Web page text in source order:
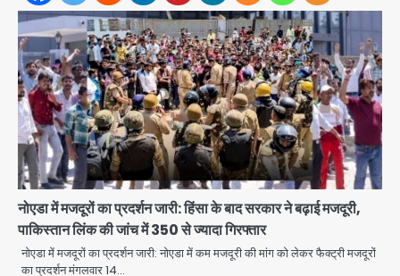
नोएडा में मजदूरों का प्रदर्शन जारी: हिंसा के बाद सरकार ने बढ़ाई मजदूरी,
पाकिस्तान लिंक की जांच में 350 से ज्यादा गिरफ्तार
नोएडा में मजदूरों का प्रदर्शन जारी: नोएडा में कम मजदूरी की मांग को लेकर फैक्ट्री मजदूरों
का प्रदर्शन मंगलवार 14…